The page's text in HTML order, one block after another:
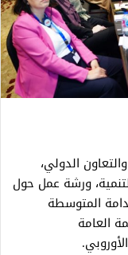
الدولي،
ورشة عمل حول
المتوسطة
العامة